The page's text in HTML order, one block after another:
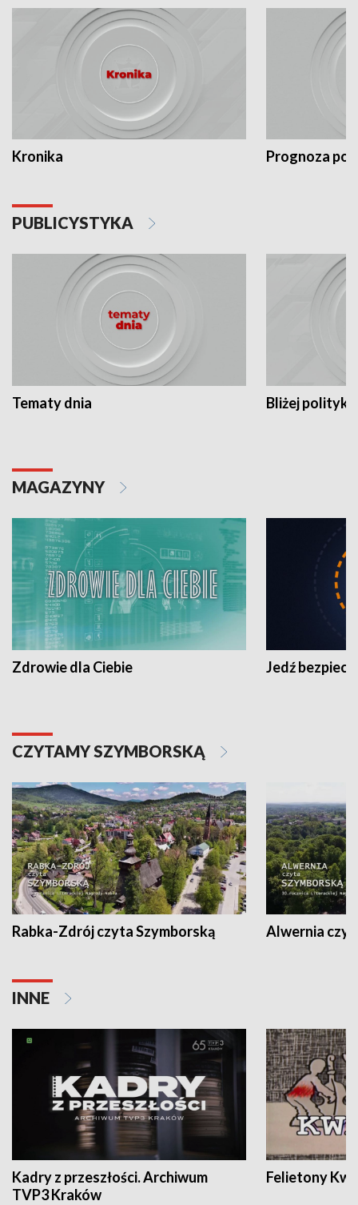
Kronika Prognoza
PUBLICYSTYKA
Tematy dnia Bliżej polityki
MAGAZYNY
Zdrowie dla Ciebie Jedź
CZYTAMY SZYMBORSKĄ
Rabka-Zdrój czyta Szymborską Alwernia
INNE
Kadry z przeszłości. Archiwum
TVP3 Kraków
Felietony